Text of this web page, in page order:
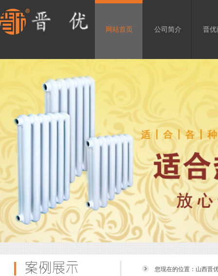
网站首页 公司简介 晋优
您现在的位置： 山西晋